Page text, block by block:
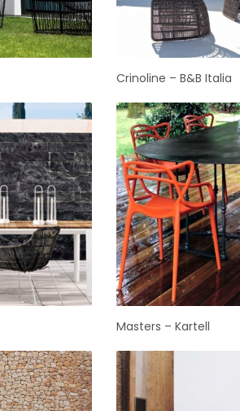
Crinoline – B&B Italia
Masters – Kartell